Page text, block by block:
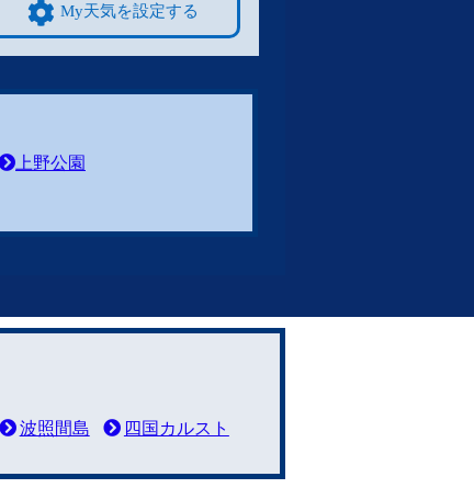
My天気を設定する
上野公園
波照間島 四国カルスト